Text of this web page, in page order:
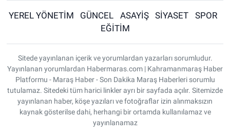
YEREL YÖNETİM GÜNCEL ASAYİŞ SİYASET
SPOR
EĞİTİM
Sitede yayınlanan içerik ve yorumlardan yazarları sorumludur.
Yayınlanan yorumlardan Habermaras.com | Kahramanmaraş Haber
Platformu - Maraş Haber - Son Dakika Maraş Haberleri sorumlu
tutulamaz. Sitedeki tüm harici linkler ayrı bir sayfada açılır. Sitemizde
yayınlanan haber, köşe yazıları ve fotoğraflar izin alınmaksızın
kaynak gösterilse dahi, herhangi bir ortamda kullanılamaz ve
yayınlanamaz